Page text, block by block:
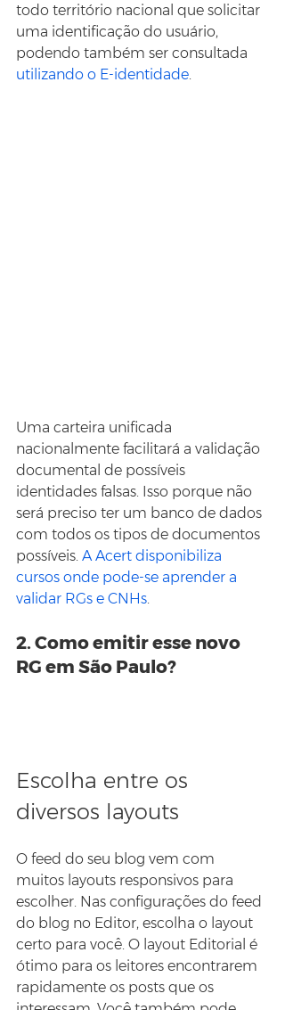
todo território nacional que solicitar
uma identificação do usuário,
podendo também ser consultada
utilizando o E-identidade
Uma carteira unificada
nacionalmente facilitará a validação
documental de possíveis
identidades falsas. Isso porque não
será preciso ter um banco de dados
com todos os tipos de documentos
possíveis. A Acert disponibiliza
cursos onde pode-se aprender a
validar RGs e CNHs.
2. Como emitir esse novo
RG em São Paulo?
Escolha entre os
diversos layouts
O feed do seu blog vem com
muitos layouts responsivos para
escolher. Nas configurações do feed
do blog no Editor, escolha o layout
certo para você. O layout Editorial é
ótimo para os leitores encontrarem
rapidamente os posts que os